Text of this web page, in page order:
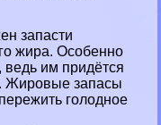
запасти
жира. Особенно
ведь им придётся
Жировые запасы
голодное